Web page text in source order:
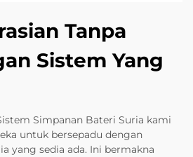
Tanpa
Sistem Yang
Simpanan Bateri Suria kami
untuk bersepadu dengan
yang sedia ada. Ini bermakna